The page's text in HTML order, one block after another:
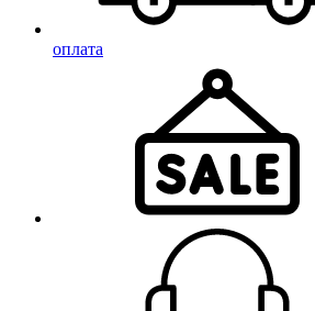
оплата